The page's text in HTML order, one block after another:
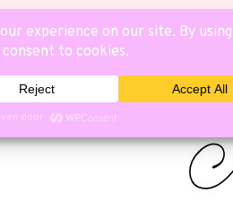
CATEGORIEËN